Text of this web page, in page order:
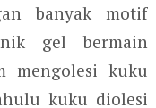
banyak motif
gel bermain
mengolesi kuku
kuku diolesi